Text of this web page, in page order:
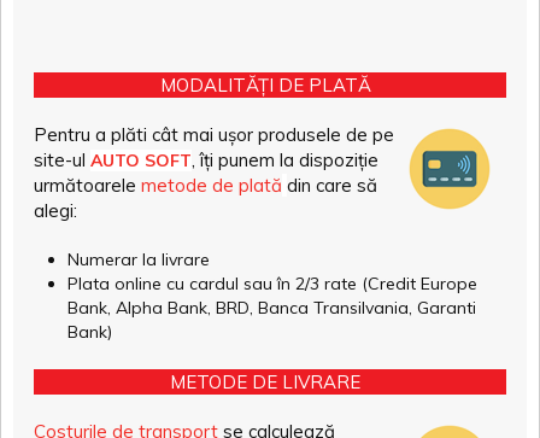
MODALITĂȚI DE PLATĂ
Pentru a plăti cât mai ușor produsele de pe
site-ul AUTO SOFT , îți punem la dispoziție
următoarele metode de plată din care să
alegi:
Numerar la livrare
Plata online cu cardul sau în 2/3 rate (Credit Europe
Bank, Alpha Bank, BRD, Banca Transilvania, Garanti
Bank)
METODE DE LIVRARE
Costurile de transport se calculează